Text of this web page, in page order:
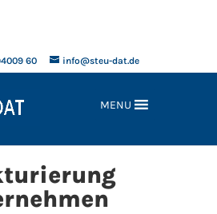
60 info@steu-dat.de
MENU